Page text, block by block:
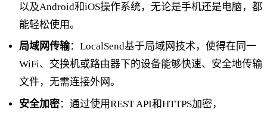
以及Android和iOS操作系统，无论是手机还是电脑，都
能轻松使用。
局域网传输：LocalSend基于局域网技术，使得在同一
WiFi、交换机或路由器下的设备能够快速、安全地传输
文件，无需连接外网。
安全加密：通过使用REST API和HTTPS加密，